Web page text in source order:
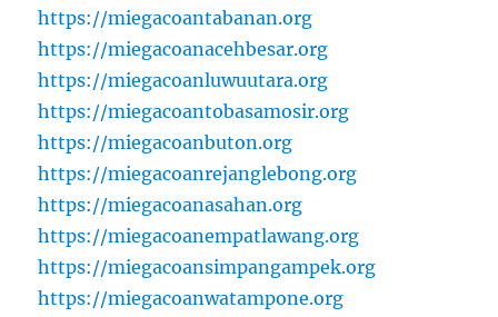
https://miegacoantabanan.org
https://miegacoanacehbesar.org
https://miegacoanluwuutara.org
https://miegacoantobasamosir.org
https://miegacoanbuton.org
https://miegacoanrejanglebong.org
https://miegacoanasahan.org
https://miegacoanempatlawang.org
https://miegacoansimpangampek.org
https://miegacoanwatampone.org